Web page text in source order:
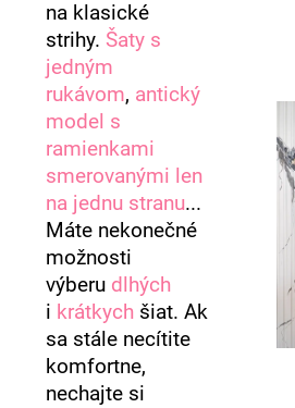
na klasické
strihy.Šaty s
jedným
rukávom, antický
model s
ramienkami
smerovanými len
na jednu stranu...
Máte nekonečné
možnosti
výberu dlhých
i krátkych šiat. Ak
sa stále necítite
komfortne,
nechajte si